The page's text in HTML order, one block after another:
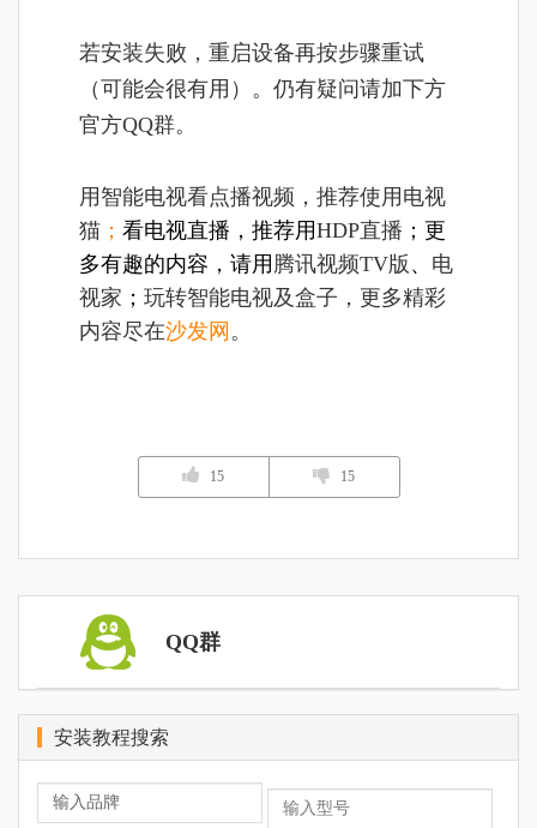
若安装失败，重启设备再按步骤重试
（可能会很有用）。仍有疑问请加下方
官方QQ群。
用智能电视看点播视频，推荐使用电视
猫 ； 看电视直播，推荐用HDP直播 ；更
多有趣的内容，请用 腾讯视频TV版 、 电
视家 ； 玩转智能电视及盒子，更多精彩
内容尽在沙发网 。
15 15
QQ群
安装教程搜索